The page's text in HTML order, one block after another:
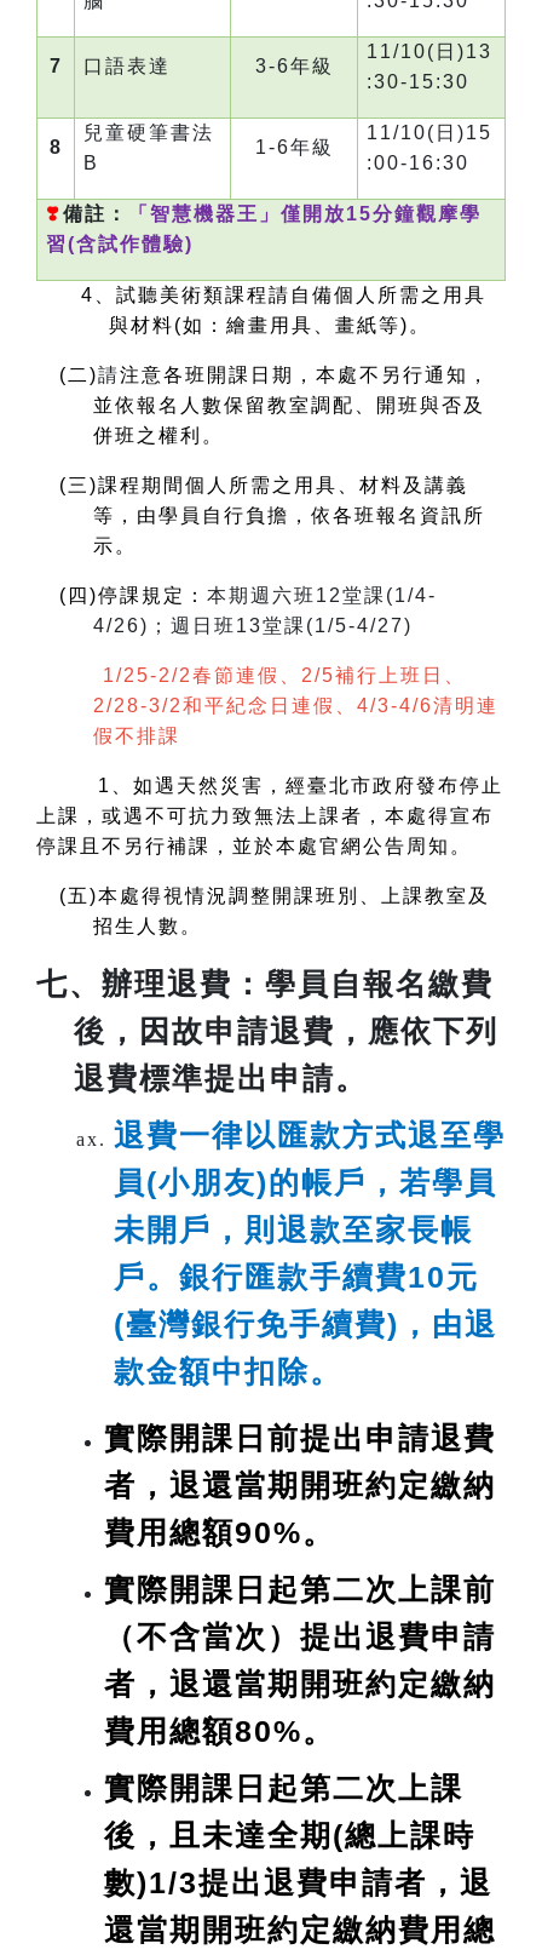
7 口語表達 3-6年級
11/10( 日)13
:30-15:30
8
兒童硬筆書法
B
1-6年級
11/10( 日)15
:00-16:30
❣備註：
「智慧機器王」僅開放15分鐘觀摩學
習(含試作體驗)
4
、試聽美術類課程請自備個人所需之用具
與材料(如：繪畫用具、畫紙等)。
( 二)請注意各班開課日期，本處不另行通知，
並依報名人數保留教室調配、開班與否及
併班之權利。
(三)課程期間個人所需之用具、材料及講義
等，由學員自行負擔，依各班報名資訊所
示。
( 四)停課規定： 本期週六班12堂課(1/4-
4/26)；週日班13堂課(1/5-4/27)
1/25-2/2春節連假、2/5補行上班日、
2/28-3/2和平紀念日連假、4/3-4/6清明連
假不排課
1
、如遇天然災害，經臺北市政府發布停止
上課，或遇不可抗力致無法上課者，本處得宣布
停課且不另行補課，並於本處官網公告周知。
(五)本處得視情況調整開課班別、上課教室及
招生人數。
七、 辦理退費 ：學員自報名繳費
後，因故申請退費，應依下列
退費標準提出申請。
退費一律以匯款方式退至學
員(小朋友)的帳戶，若學員
未開戶，則退款至家長帳
戶。銀行匯款手續費10元
(臺灣銀行免手續費)，由退
款金額中扣除。
實際開課日前提出申請退費
者，退還當期開班約定繳納
費用總額90%。
實際開課日起第二次上課前
（不含當次）提出退費申請
者，退還當期開班約定繳納
費用總額80%。
實際開課日起第二次上課
後，且未達全期(總上課時
數)1/3提出退費申請者，退
還當期開班約定繳納費用總